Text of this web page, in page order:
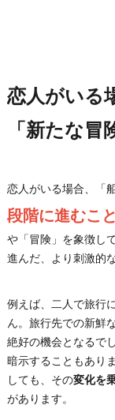
恋人がいる
「新たな冒
恋人がいる場合、「
段階に進むこと
や「冒険」を象徴し
進んだ、より刺激的
例えば、二人で旅行
ん。旅行先での新鮮
絶好の機会となるで
暗示することもあり
しても、その変化を
があります。